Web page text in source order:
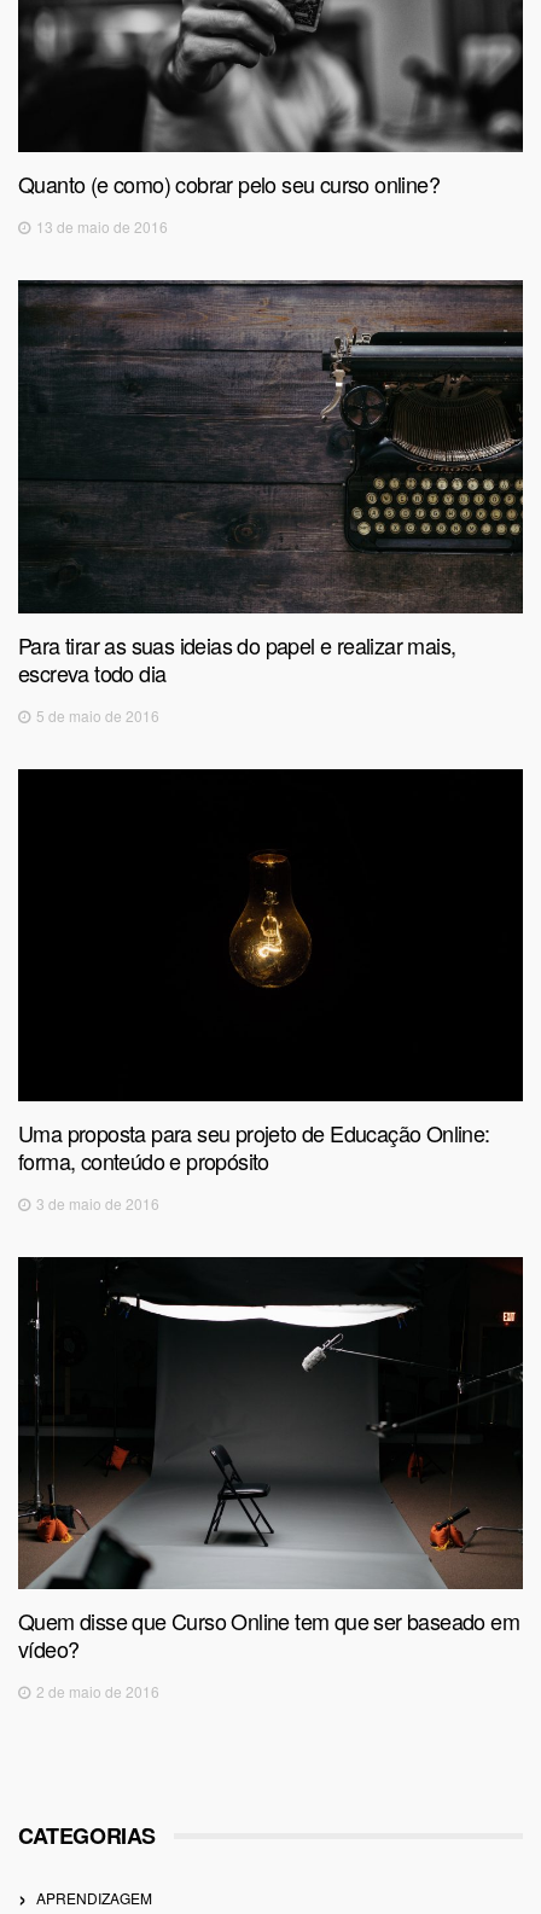
Quanto (e como) cobrar pelo seu curso online?
13 de maio de 2016
Para tirar as suas ideias do papel e realizar mais,
escreva todo dia
5 de maio de 2016
Uma proposta para seu projeto de Educação Online:
forma, conteúdo e propósito
3 de maio de 2016
Quem disse que Curso Online tem que ser baseado em
vídeo?
2 de maio de 2016
CATEGORIAS
APRENDIZAGEM